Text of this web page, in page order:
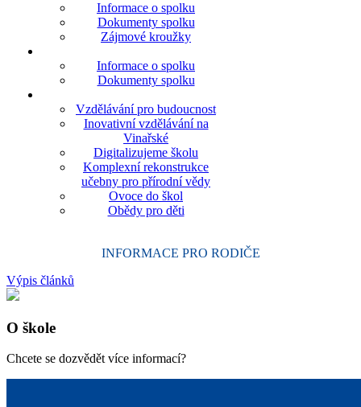
Informace o spolku
Dokumenty spolku
Zájmové kroužky
Informace o spolku
Dokumenty spolku
Vzdělávání pro budoucnost
Inovativní vzdělávání na
Vinařské
Digitalizujeme školu
Komplexní rekonstrukce
učebny pro přírodní vědy
Ovoce do škol
Obědy pro děti
INFORMACE PRO RODIČE
Výpis článků
O škole
Chcete se dozvědět více informací?